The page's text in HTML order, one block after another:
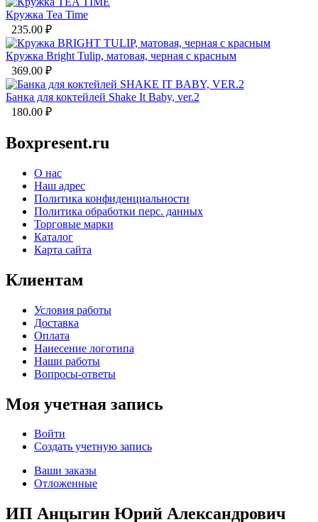
Кружка Tea Time
235.00 ₽
Кружка Bright Tulip, матовая, черная с красным
369.00 ₽
Банка для коктейлей Shake It Baby, ver.2
180.00 ₽
Boxpresent.ru
О нас
Наш адрес
Политика конфиденциальности
Политика обработки перс. данных
Торговые марки
Каталог
Карта сайта
Клиентам
Условия работы
Доставка
Оплата
Нанесение логотипа
Наши работы
Вопросы-ответы
Моя учетная запись
Войти
Создать учетную запись
Ваши заказы
Отложенные
ИП Анцыгин Юрий Александрович